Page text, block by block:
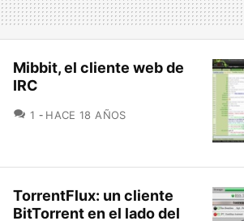
Mibbit, el cliente web de
IRC
1 COMENTARIOS
HACE 18 AÑOS
TorrentFlux: un cliente
BitTorrent en el lado del